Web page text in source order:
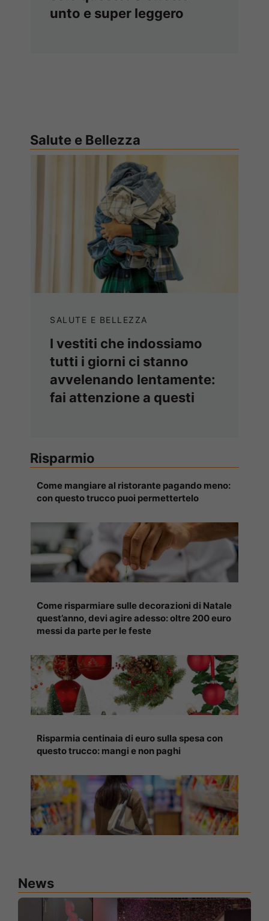
unto e super leggero
Salute e Bellezza
SALUTE E BELLEZZA
I vestiti che indossiamo
tutti i giorni ci stanno
avvelenando lentamente:
fai attenzione a questi
Risparmio
Come mangiare al ristorante pagando meno:
con questo trucco puoi permettertelo
Come risparmiare sulle decorazioni di Natale
quest’anno, devi agire adesso: oltre 200 euro
messi da parte per le feste
Risparmia centinaia di euro sulla spesa con
questo trucco: mangi e non paghi
News